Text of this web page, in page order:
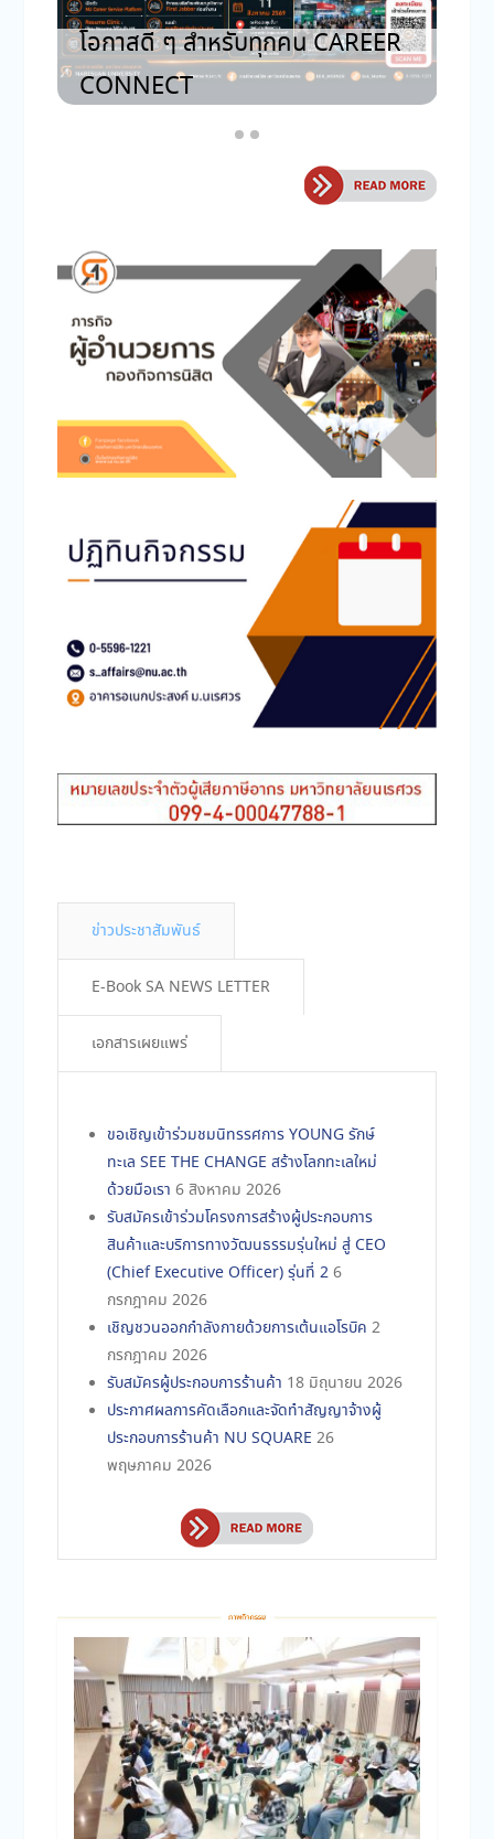
รับสมัครร้านค้า NU SQUARE
ข่าวประชาสัมพันธ์
E-Book SA NEWS LETTER
เอกสารเผยแพร่
ขอเชิญเข้าร่วมชมนิทรรศการ YOUNG รักษ์
ทะเล SEE THE CHANGE สร้างโลกทะเลใหม่
ด้วยมือเรา 6 สิงหาคม 2026
รับสมัครเข้าร่วมโครงการสร้างผู้ประกอบการ
สินค้าและบริการทางวัฒนธรรมรุ่นใหม่ สู่ CEO
(Chief Executive Officer) รุ่นที่ 26
กรกฎาคม 2026
เชิญชวนออกกำลังกายด้วยการเต้นแอโรบิค 2
กรกฎาคม 2026
รับสมัครผู้ประกอบการร้านค้า 18 มิถุนายน 2026
ประกาศผลการคัดเลือกและจัดทำสัญญาจ้างผู้
ประกอบการร้านค้า NU SQUARE 26
พฤษภาคม 2026
กิจกรรมแลกเปลี่ยนเรียนรู้ KM แนวทางการ
ปฏิบัติงานดูแลองค์กรกิจกรรมนิสิตส่วนกลาง19
กันยายน 2025